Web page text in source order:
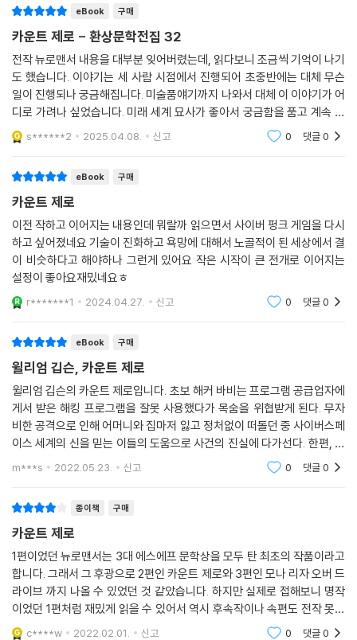
영화나 만화뿐만 아니라 1989년 인류 역사상 최초로 가상공간 속에서 실
제로 돌아다녔던 제론 레이니어의 가상현실(VR) 기술과 디자인 또한 스
프롤 3부작에서 예고된 바 있다. 또한 신경을 이식하고, 기계를 몸에 삽입
하고 인간의 능력을 조작해서 증폭시키는 첨단 의술들이 등장한다. 이와
같은 기술들은 사이보그 인류학이라는 주제로 '탈현대 신체성' 의 논쟁거
리를 제공하기도 했다.
“정보화 시대에 부각되는 대중 문화 속에서 깁슨은 가장 빛나는 스타다.”
현재의 방향을 미리 제시하는 작가, 윌리엄 깁슨
"미래는 이미 와 있다. 단지 널리 퍼져 있지 않을 뿐이다", 윌리엄 깁슨은 그
간 인터뷰를 통해 자신은 미래를 예견하는 것이 아니라 현실에서 일어날
민감한 변화(즉, 미래)를 미리 감지하여 그것을 대중에게 고루 분배하는
것을 소설가로서의 목표로 삼고 있다고 말한 바 있다. 그는 세상이 너무 빠
먼저 그 변화를 감지해서 대중들과 나눠야 한다는 소명의식을 갖고 있다.
국내에서는 최근 안철수 전 서울대융합기술원장이 대선 출마를 공식 선언
한 기자회견문에 존경하는 작가로 그를 지목하며 그의 인용구를 사용한 걸
로 유명해졌다. 이러한 그의 스타일 때문에 그가 1980년대 선보인 사이버
스페이스는 그 어느 SF보다 빠르게 현대인들에게 다가오고 있다.
해외 언론 평
“빠져드는 인물 묘사, 의식을 가진 컴퓨터와 인류의 미래에 대한 현란한 이
미지” - 리치몬드 타임스
“강력하고 흥분이 된다” - 필라델피아 데일리 뉴스
“카운트제로는 뉴로맨서만큼이나 멋진 언어의 활용, 무서운 속도감, 기술
적인 혁신, 새로운 현실에 대한 현란한 이미지를 담고 있다” - 판타지 리뷰
“놀라울 정도로 명료하고 기술적인 산문은 하이테크놀로지의 시가 되었
다.” - 브루스 스털링
eBook 구매
카운트 제로 - 환상문학전집 32
전작 뉴로맨서 내용을 대부분 잊어버렸는데, 읽다보니 조금씩 기억이 나기
도 했습니다. 이야기는 세 사람 시점에서 진행되어 초중반에는 대체 무슨
일이 진행되나 궁금해집니다. 미술품얘기까지 나와서 대체 이 이야기가 어
디로 가려나 싶었습니다. 미래 세계 묘사가 좋아서 궁금함을 품고 계속 볼
수 있었습니다. 마지막에 이야기가 합쳐지는 구조가 좋네요.
s******2 2025.04.08. 신고 0 댓글0
eBook 구매
카운트 제로
이전 작하고 이어지는 내용인데 뭐랄까 읽으면서 사이버 펑크 게임을 다시
하고 싶어졌네요 기술이 진화하고 욕망에 대해서 노골적이 된 세상에서 결
이 비슷하다고 해야하나 그런게 있어요 작은 시작이 큰 전개로 이어지는
설정이 좋아요재밌네요ㅎ
r*******1 2024.04.27. 신고 0 댓글0
eBook 구매
윌리엄 깁슨, 카운트 제로
윌리엄 깁슨의 카운트 제로입니다. 초보 해커 바비는 프로그램 공급업자에
게서 받은 해킹 프로그램을 잘못 사용했다가 목숨을 위협받게 된다. 무자
비한 공격으로 인해 어머니와 집마저 잃고 정처없이 떠돌던 중 사이버스페
이스 세계의 신을 믿는 이들의 도움으로 사건의 진실에 다가선다. 한편, 전
문 용병이지만 큰 사고를 당한 후 일선에서 물러나 있던 터너는 오랜 지기
m***s 2022.05.23. 신고 0 댓글0
종이책 구매
카운트 제로
1편이었던 뉴로맨서는 3대 에스에프 문학상을 모두 탄 최초의 작품이라고
합니다. 그래서 그 후광으로 2편인 카운트 제로와 3편인 모나 리자 오버 드
라이브 까지 나올 수 있었던 것 같았습니다. 하지만 실제로 접해보니 명작
이었던 1편처럼 재밌게 읽을 수 있어서 역시 후속작이나 속편도 전작 못지
않다는 걸 느낄 수 있었습니다. 카운트 제로도 무척 재밌었습니다.
c****w 2022.02.01. 신고 0 댓글0